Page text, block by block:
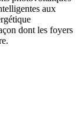
aux
dont les foyers